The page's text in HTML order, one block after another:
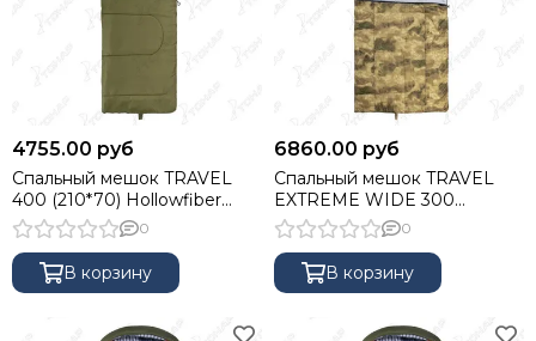
4755.00 руб
Спальный мешок TRAVEL
400 (210*70) Hollowfiber
зелёный (N-SB-H400-
210x70) NISUS
0
В корзину
6860.00 руб
Спальный мешок TRAVEL
EXTREME WIDE 300
(220х90) Stratex, КМФ Мох
(N-SB-S300-220x90-M)
NISUS
0
В корзину